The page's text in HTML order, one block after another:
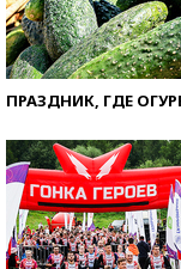
ПРАЗДНИК, ГДЕ